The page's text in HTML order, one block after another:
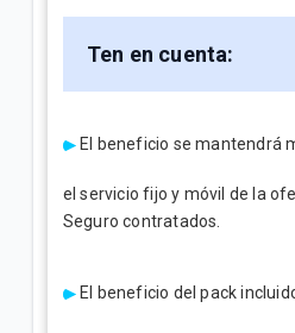
Ten en cuenta:
El beneficio se mantendrá
el servicio fijo y móvil de la
Seguro contratados.
El beneficio del pack